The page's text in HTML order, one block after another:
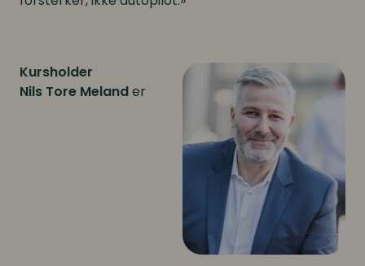
Kursholder
Nils Tore Melander